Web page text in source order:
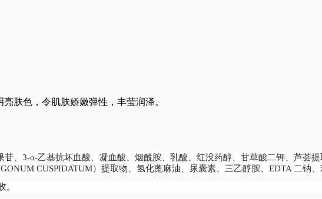
肤色，令肌肤娇嫩弹性，丰莹润泽。
、3-o-乙基抗坏血酸、凝血酸、烟酰胺、乳酸、红没药醇、甘草酸二钾、芦荟
CUSPIDATUM）提取物、氢化蓖麻油、尿囊素、三乙醇胺、EDTA 二钠、
。